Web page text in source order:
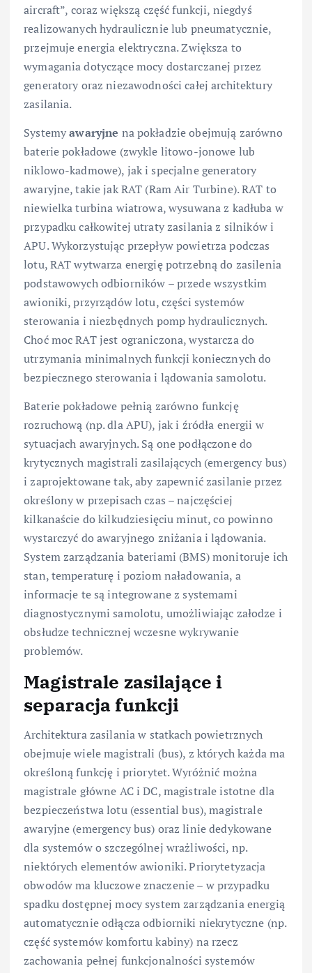
aircraft”, coraz większą część funkcji, niegdyś
realizowanych hydraulicznie lub pneumatycznie,
przejmuje energia elektryczna. Zwiększa to
wymagania dotyczące mocy dostarczanej przez
generatory oraz niezawodności całej architektury
zasilania.
Systemyawaryjne na pokładzie obejmują zarówno
baterie pokładowe (zwykle litowo-jonowe lub
niklowo-kadmowe), jak i specjalne generatory
awaryjne, takie jak RAT (Ram Air Turbine). RAT to
niewielka turbina wiatrowa, wysuwana z kadłuba w
przypadku całkowitej utraty zasilania z silników i
APU. Wykorzystując przepływ powietrza podczas
lotu, RAT wytwarza energię potrzebną do zasilenia
podstawowych odbiorników – przede wszystkim
awioniki, przyrządów lotu, części systemów
sterowania i niezbędnych pomp hydraulicznych.
Choć moc RAT jest ograniczona, wystarcza do
utrzymania minimalnych funkcji koniecznych do
bezpiecznego sterowania i lądowania samolotu.
Baterie pokładowe pełnią zarówno funkcję
rozruchową (np. dla APU), jak i źródła energii w
sytuacjach awaryjnych. Są one podłączone do
krytycznych magistrali zasilających (emergency bus)
i zaprojektowane tak, aby zapewnić zasilanie przez
określony w przepisach czas – najczęściej
kilkanaście do kilkudziesięciu minut, co powinno
wystarczyć do awaryjnego zniżania i lądowania.
System zarządzania bateriami (BMS) monitoruje ich
stan, temperaturę i poziom naładowania, a
informacje te są integrowane z systemami
diagnostycznymi samolotu, umożliwiając załodze i
obsłudze technicznej wczesne wykrywanie
problemów.
Magistrale zasilające i
separacja funkcji
Architektura zasilania w statkach powietrznych
obejmuje wiele magistrali (bus), z których każda ma
określoną funkcję i priorytet. Wyróżnić można
magistrale główne AC i DC, magistrale istotne dla
bezpieczeństwa lotu (essential bus), magistrale
awaryjne (emergency bus) oraz linie dedykowane
dla systemów o szczególnej wrażliwości, np.
niektórych elementów awioniki. Priorytetyzacja
obwodów ma kluczowe znaczenie – w przypadku
spadku dostępnej mocy system zarządzania energią
automatycznie odłącza odbiorniki niekrytyczne (np.
część systemów komfortu kabiny) na rzecz
zachowania pełnej funkcjonalności systemów